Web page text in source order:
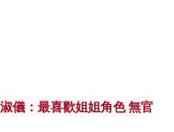
儀：最喜歡姐姐角色 無官